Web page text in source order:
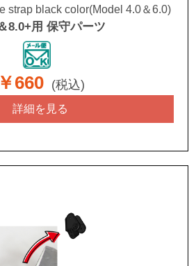
strap black color(Model 4.0＆6.0)
8.0+用 保守パーツ
￥660 (税込)
詳細を見る